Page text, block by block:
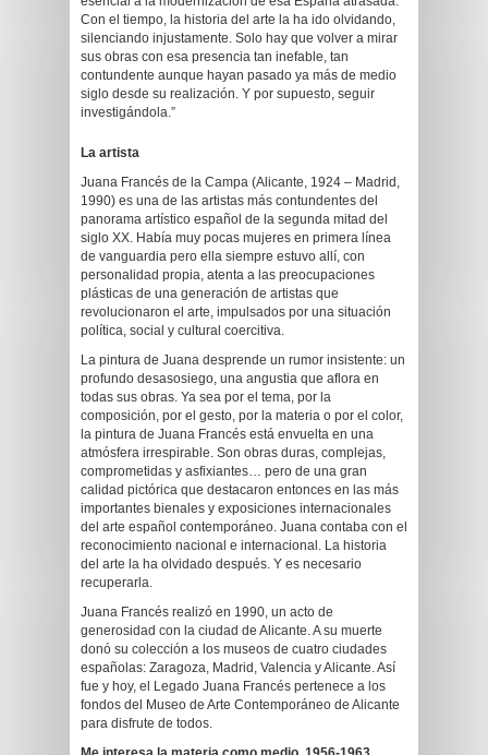
Con el tiempo, la historia del arte la ha ido olvidando,
silenciando injustamente. Solo hay que volver a mirar
sus obras con esa presencia tan inefable, tan
contundente aunque hayan pasado ya más de medio
siglo desde su realización. Y por supuesto, seguir
investigándola.”
La artista
Juana Francés de la Campa (Alicante, 1924 – Madrid,
1990) es una de las artistas más contundentes del
panorama artístico español de la segunda mitad del
siglo XX. Había muy pocas mujeres en primera línea
de vanguardia pero ella siempre estuvo allí, con
personalidad propia, atenta a las preocupaciones
plásticas de una generación de artistas que
revolucionaron el arte, impulsados por una situación
política, social y cultural coercitiva.
La pintura de Juana desprende un rumor insistente: un
profundo desasosiego, una angustia que aflora en
todas sus obras. Ya sea por el tema, por la
composición, por el gesto, por la materia o por el color,
la pintura de Juana Francés está envuelta en una
atmósfera irrespirable. Son obras duras, complejas,
comprometidas y asfixiantes… pero de una gran
calidad pictórica que destacaron entonces en las más
importantes bienales y exposiciones internacionales
del arte español contemporáneo. Juana contaba con el
reconocimiento nacional e internacional. La historia
del arte la ha olvidado después. Y es necesario
recuperarla.
Juana Francés realizó en 1990, un acto de
generosidad con la ciudad de Alicante. A su muerte
donó su colección a los museos de cuatro ciudades
españolas: Zaragoza, Madrid, Valencia y Alicante. Así
fue y hoy, el Legado Juana Francés pertenece a los
fondos del Museo de Arte Contemporáneo de Alicante
para disfrute de todos.